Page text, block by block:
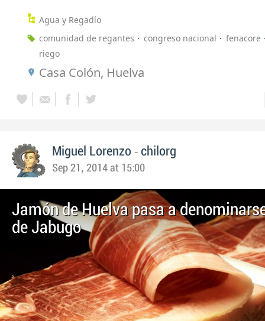
Agua y Regadío
comunidad de regantes
congreso nacional
fenacore
riego
Casa Colón, Huelva
Miguel Lorenzo - chilorg
Sep 21, 2014 at 15:00
Jamón de Huelva pasa a
de Jabugo